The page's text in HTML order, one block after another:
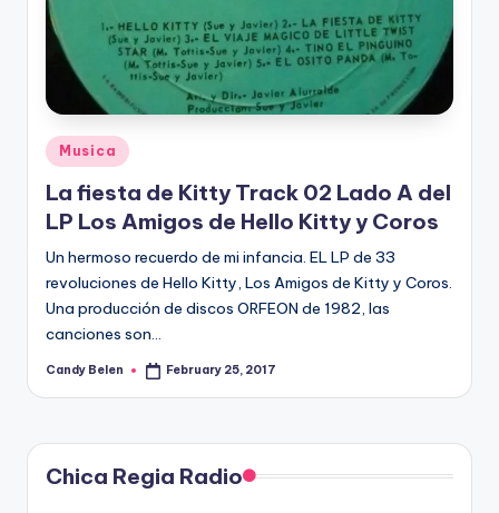
Posted
in
Musica
La fiesta de Kitty Track 02 Lado A del
LP Los Amigos de Hello Kitty y Coros
Un hermoso recuerdo de mi infancia. EL LP de 33
revoluciones de Hello Kitty, Los Amigos de Kitty y Coros.
Una producción de discos ORFEON de 1982, las
canciones son…
Posted
Candy Belen February 25, 2017
Chica Regia Radio